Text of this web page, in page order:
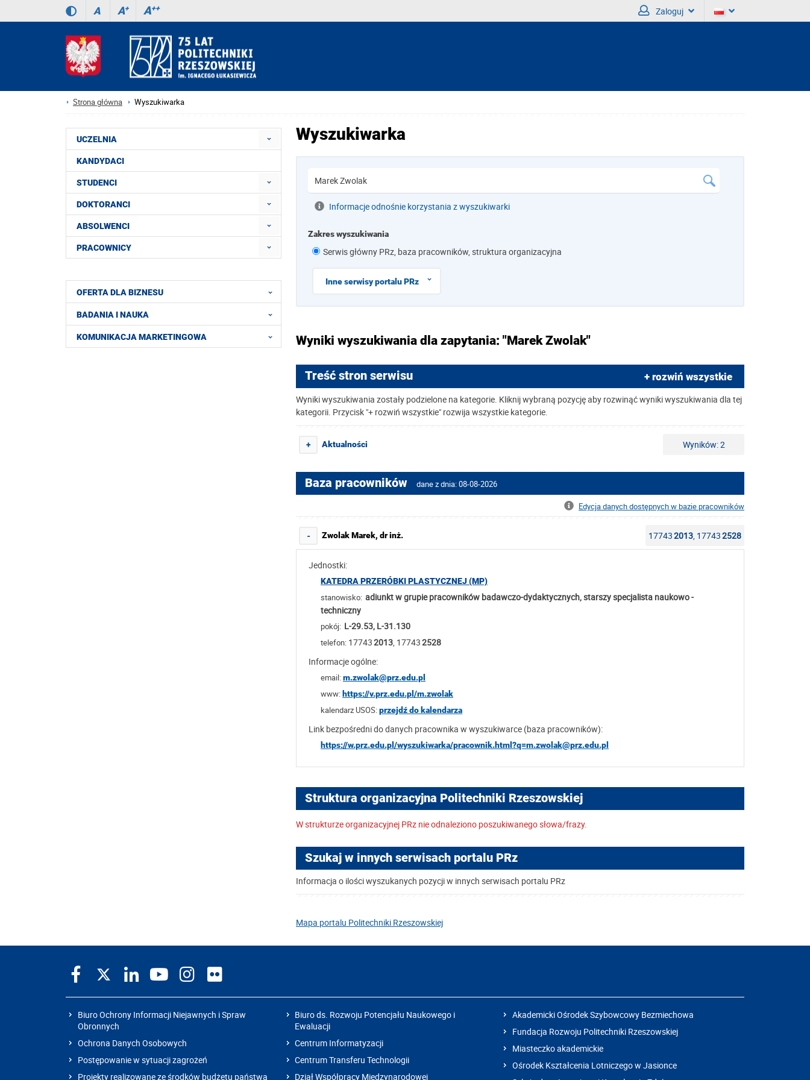
A A+ A++ Zaloguj
Strona główna Wyszukiwarka
Wyszukiwarka
Informacje odnośnie korzystania z wyszukiwarki
Zakres wyszukiwania
Serwis główny PRz, baza pracowników, struktura organizacyjna
Inne serwisy portalu PRz
Wyniki wyszukiwania dla zapytania: "Marek Zwolak"
Treść stron serwisu + rozwiń wszystkie
Wyniki wyszukiwania zostały podzielone na kategorie. Kliknij wybraną pozycję aby rozwinąć wyniki wyszukiwania dla tej
kategorii. Przycisk "+ rozwiń wszystkie" rozwija wszystkie kategorie.
+ Aktualności Wyników: 2
Baza pracowników dane z dnia: 08-08-2026
Edycja danych dostępnych w bazie pracowników
- Zwolak Marek, dr inż. 177432013, 177432528
Jednostki:
KATEDRA PRZERÓBKI PLASTYCZNEJ (MP)
stanowisko: adiunkt w grupie pracowników badawczo-dydaktycznych, starszy specjalista naukowo -
techniczny
pokój: L-29.53, L-31.130
telefon: 177432013, 177432528
Informacje ogólne:
email:m.zwolak@prz.edu.pl
www: https://v.prz.edu.pl/m.zwolak
kalendarz USOS:przejdź do kalendarza
Link bezpośredni do danych pracownika w wyszukiwarce (baza pracowników):
https://w.prz.edu.pl/wyszukiwarka/pracownik.html?q=m.zwolak@prz.edu.pl
Struktura organizacyjna Politechniki Rzeszowskiej
W strukturze organizacyjnej PRz nie odnaleziono poszukiwanego słowa/frazy.
Szukaj w innych serwisach portalu PRz
Informacja o ilości wyszukanych pozycji w innych serwisach portalu PRz
Mapa portalu Politechniki Rzeszowskiej
UCZELNIA
KANDYDACI
STUDENCI
DOKTORANCI
ABSOLWENCI
PRACOWNICY
OFERTA DLA BIZNESU
BADANIA I NAUKA
KOMUNIKACJA MARKETINGOWA
Biuro Ochrony Informacji Niejawnych i Spraw
Obronnych
Ochrona Danych Osobowych
Postępowanie w sytuacji zagrożeń
Projekty realizowane ze środków budżetu państwa
Biuro ds. Rozwoju Potencjału Naukowego i
Ewaluacji
Centrum Informatyzacji
Centrum Transferu Technologii
Dział Współpracy Międzynarodowej
Akademicki Ośrodek Szybowcowy Bezmiechowa
Fundacja Rozwoju Politechniki Rzeszowskiej
Miasteczko akademickie
Ośrodek Kształcenia Lotniczego w Jasionce